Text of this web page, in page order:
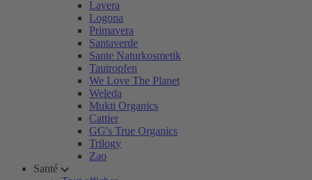
Lavera
Logona
Primavera
Santaverde
Sante Naturkosmetik
Tautropfen
We Love The Planet
Weleda
Mukti Organics
Cattier
GG's True Organics
Trilogy
Zao
Santé